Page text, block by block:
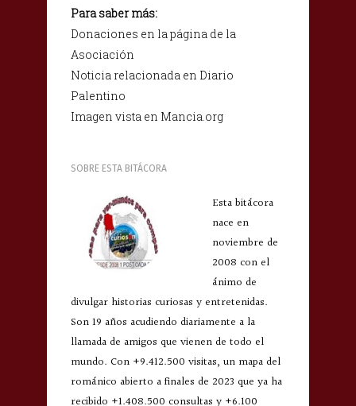
Para saber más:
Donaciones en la página de la
Asociación
Noticia relacionada en Diario
Palentino
Imagen vista en Mancia.org
SOBRE ESTA BITÁCORA
Esta bitácora
nace en
noviembre de
2008 con el
ánimo de
divulgar historias curiosas y entretenidas.
Son 19 años acudiendo diariamente a la
llamada de amigos que vienen de todo el
mundo. Con +9.412.500 visitas, un mapa del
románico abierto a finales de 2023 que ya ha
recibido +1.408.500 consultas y +6.100